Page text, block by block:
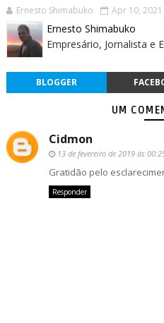
Ernesto Shimabuko Apr 10, 2021
Ernesto Shimabuko
Empresário, Jornalista e
BLOGGER
UM
Cidmon
13 de fevereiro de 2019 às
Gratidão pelo
Responder